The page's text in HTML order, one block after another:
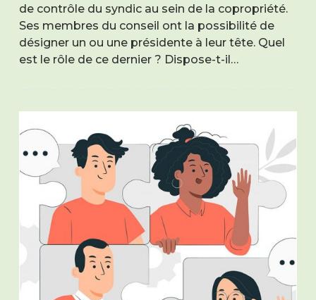
de contrôle du syndic au sein de la copropriété.
Ses membres du conseil ont la possibilité de
désigner un ou une présidente à leur tête. Quel
est le rôle de ce dernier ? Dispose-t-il…